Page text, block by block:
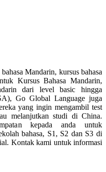
Mandarin, kursus bahasa
Kursus Bahasa Mandarin,
dari level basic hingga
Go Global Language juga
yang ingin mengambil test
melanjutkan studi di China.
kepada anda untuk
bahasa, S1, S2 dan S3 di
Kontak kami untuk informasi